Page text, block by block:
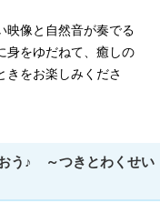
映像と自然音が奏でる
身をゆだねて、癒しの
きをお楽しみくださ
う♪ ～つきとわくせい